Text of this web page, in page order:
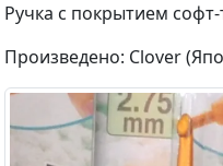
Ручка с покрытием
Произведено: Clover